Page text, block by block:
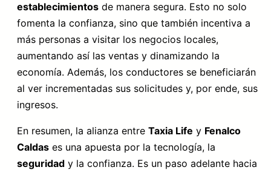
establecimientos de manera segura. Esto no solo
fomenta la confianza, sino que también incentiva a
más personas a visitar los negocios locales,
aumentando así las ventas y dinamizando la
economía. Además, los conductores se beneficiarán
al ver incrementadas sus solicitudes y, por ende, sus
ingresos.
En resumen, la alianza entre Taxia Life y Fenalco
Caldas es una apuesta por la tecnología, la
seguridad y la confianza. Es un paso adelante hacia